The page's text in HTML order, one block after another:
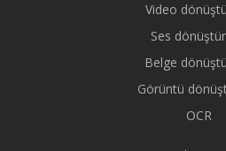
Video
Ses
Belge
Görüntü
OCR